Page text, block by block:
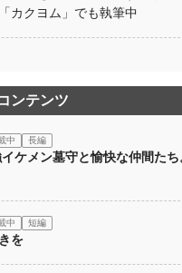
カクヨム」でも執筆中
ンテンツ
中 長編
ケメン墓守と愉快な仲間たち
中 短編
を